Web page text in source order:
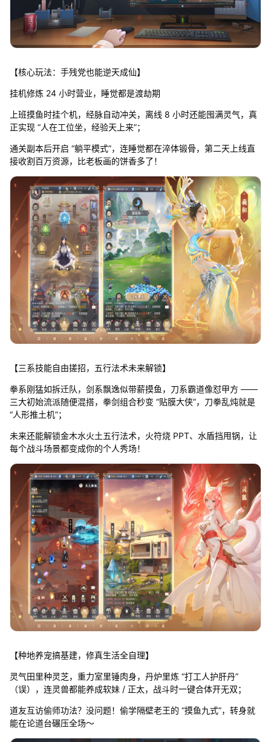
【核心玩法：手残党也能逆天成仙】
挂机修炼 24 小时营业，睡觉都是渡劫期
上班摸鱼时挂个机，经脉自动冲关，离线 8 小时还能囤满灵气，真
正实现 “人在工位坐，经验天上来”；
通关副本后开启 “躺平模式”，连睡觉都在淬体锻骨，第二天上线直
接收割百万资源，比老板画的饼香多了！
【三系技能自由搓招，五行法术未来解锁】
拳系刚猛如拆迁队，剑系飘逸似带薪摸鱼，刀系霸道像怼甲方 ——
三大初始流派随便混搭，拳剑组合秒变 “贴膜大侠”，刀拳乱炖就是
“人形推土机”；
未来还能解锁金木水火土五行法术，火符烧 PPT、水盾挡甩锅，让
每个战斗场景都变成你的个人秀场！
【种地养宠搞基建，修真生活全自理】
灵气田里种灵芝，重力室里锤肉身，丹炉里炼 “打工人护肝丹”
（误），连灵兽都能养成软妹 / 正太，战斗时一键合体开无双；
道友互访偷师功法？没问题！偷学隔壁老王的 “摸鱼九式”，转身就
能在论道台碾压全场～